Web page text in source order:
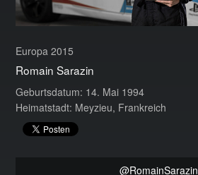
Europa 2015
Romain Sarazin
Geburtsdatum: 14. Mai 1994
Heimatstadt: Meyzieu, Frankreich
@RomainSarazin